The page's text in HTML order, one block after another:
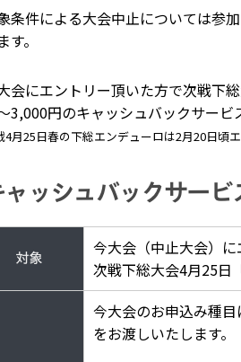
条件による大会中止については参
す。
会にエントリー頂いた方で次戦下
3,000円のキャッシュバックサービ
4月25日春の下総エンデューロは2月20日頃
ャッシュバックサービ
対象
今大会（中止大会）
次戦下総大会4月25日
今大会のお申込み種
をお渡しいたします。